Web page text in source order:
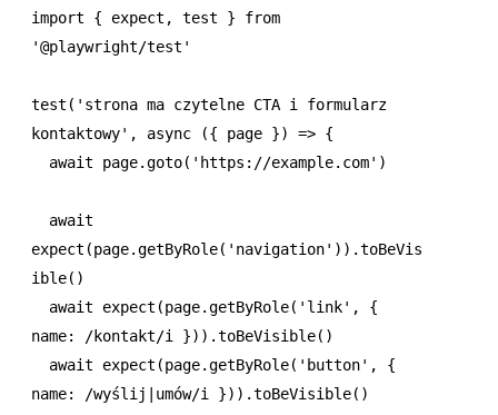
import { expect , test } from
'@playwright/test'
test ( 'strona ma czytelne CTA i formularz
kontaktowy' , async ({ page }) => {
  await
page.goto( 'https://example.com' )
  await
expect (page.getByRole( 'navigation' )) .toBeVis
ible()
  await
expect (page.getByRole( 'link' ,
{
name: /kontakt/i })) .toBeVisible()
  await
expect (page.getByRole( 'button' ,
{
name: /wyślij | umów/i })) .toBeVisible()